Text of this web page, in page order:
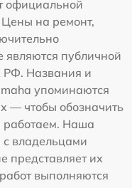
официальной
Цены на ремонт,
являются публичной
РФ. Названия и
упоминаются
— чтобы обозначить
работаем. Наша
владельцами
представляет их
выполняются